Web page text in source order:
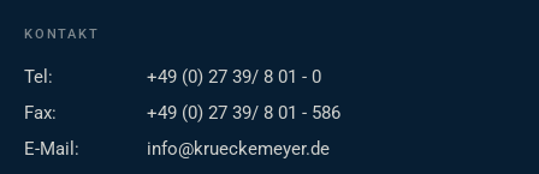
KONTAKT
Tel:
+49 (0) 27 39/ 8 01 - 0
Fax:
+49 (0) 27 39/ 8 01 - 586
E-Mail:
info@krueckemeyer.de